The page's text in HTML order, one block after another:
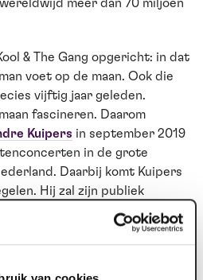
meer dan 70 miljoen
& The Gang opgericht: in dat
voet op de maan. Ook die
vijftig jaar geleden.
fascineren. Daarom
Kuipers in september 2019
in de grote
Daarbij komt Kuipers
Hij zal zijn publiek
ondersteund door